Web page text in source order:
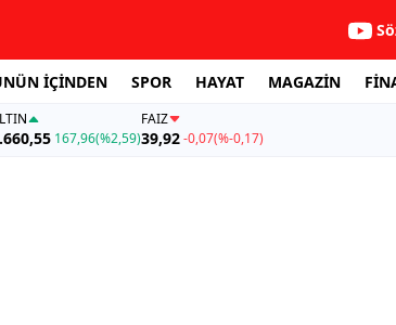
İÇİNDEN SPOR HAYAT MAGAZİN
167,96(%2,59)
FAİZ
39,92-0,07(%-0,17)